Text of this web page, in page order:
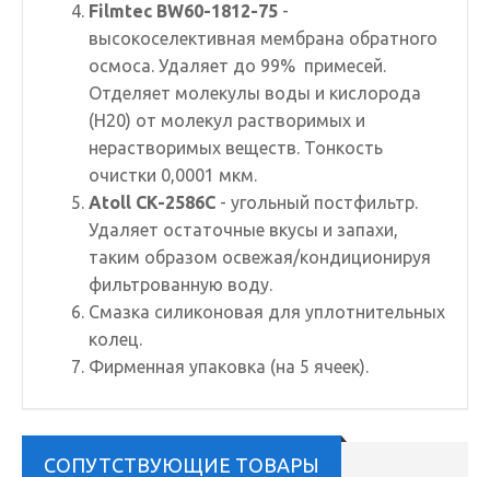
Filmtec BW60-1812-75 -
высокоселективная мембрана обратного
осмоса. Удаляет до 99% примесей.
Отделяет молекулы воды и кислорода
(H20) от молекул растворимых и
нерастворимых веществ. Тонкость
очистки 0,0001 мкм.
Atoll CK-2586C - угольный постфильтр.
Удаляет остаточные вкусы и запахи,
таким образом освежая/кондиционируя
фильтрованную воду.
Смазка силиконовая для уплотнительных
колец.
Фирменная упаковка (на 5 ячеек).
СОПУТСТВУЮЩИЕ ТОВАРЫ